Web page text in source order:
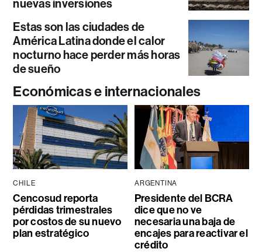
nuevas inversiones
Estas son las ciudades de
América Latina donde el calor
nocturno hace perder más horas
de sueño
Económicas e internacionales
CHILE
Cencosud reporta
pérdidas trimestrales
por costos de su nuevo
plan estratégico
ARGENTINA
Presidente del BCRA
dice que no ve
necesaria una baja de
encajes para reactivar el
crédito